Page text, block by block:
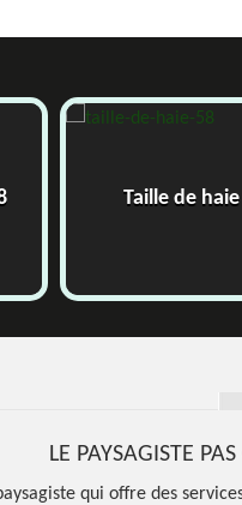
Taille de
LE PAYSAGISTE
qui offre des